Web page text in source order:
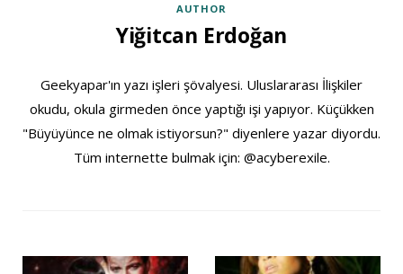
AUTHOR
Yiğitcan Erdoğan
Geekyapar'ın yazı işleri şövalyesi. Uluslararası İlişkiler
okudu, okula girmeden önce yaptığı işi yapıyor. Küçükken
"Büyüyünce ne olmak istiyorsun?" diyenlere yazar diyordu.
Tüm internette bulmak için: @acyberexile.